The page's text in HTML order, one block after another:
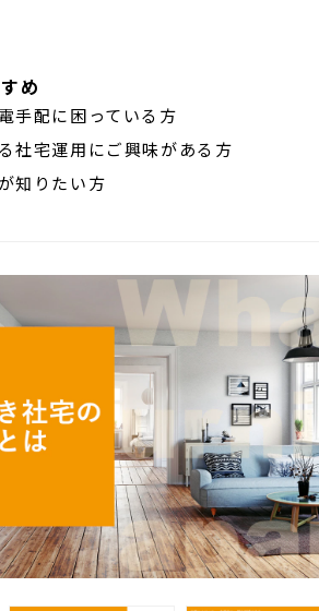
め
手配に困っている方
社宅運用にご興味がある方
知りたい方